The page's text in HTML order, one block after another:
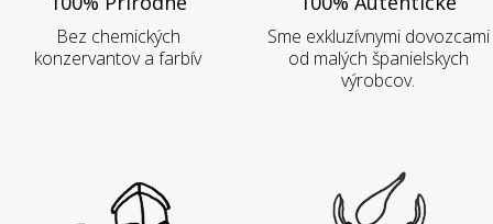
Bez chemických
konzervantov a farbív
Sme exkluzívnymi dovozcami
od malých španielskych
výrobcov.